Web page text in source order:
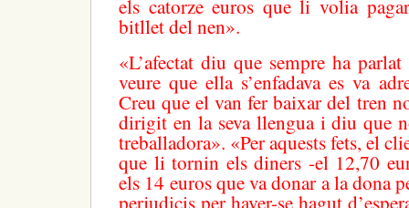
els catorze euros que li volia
bitllet del nen».
«L’afectat diu que sempre ha
veure que ella s’enfadava es va
Creu que el van fer baixar del tren
dirigit en la seva llengua i diu que
treballadora». «Per aquests fets, el
que li tornin els diners -el 12,70
els 14 euros que va donar a la dona
perjudicis per haver-se hagut